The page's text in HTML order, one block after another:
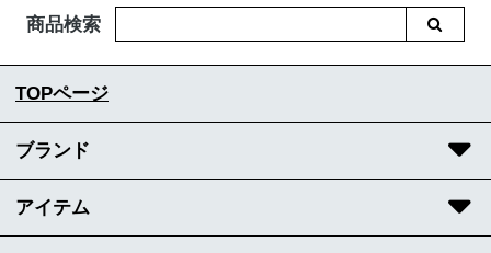
商品検索
TOPページ
ブランド
アイテム